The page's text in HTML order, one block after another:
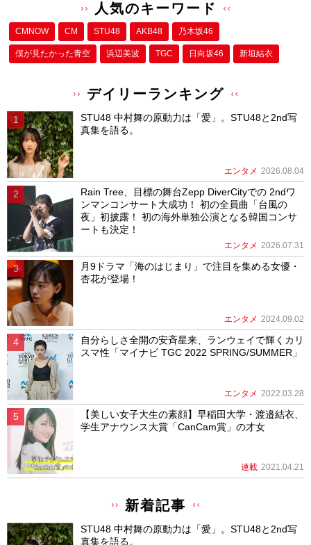
人気のキーワード
CMNOW CM STU48 AKB48 乃木坂46
僕が⾒たかった⻘空 浜辺美波 TGC 日向坂46 新垣結衣
デイリーランキング
STU48 中村舞の原動力は「愛」。STU48と2nd写
真集を語る。
エンタメ 2026.08.04
Rain Tree、目標の舞台Zepp DiverCityでの 2ndワ
ンマンコンサート大成功！ 初の全員曲「台風の
夜」初披露！ 初の海外単独公演となる韓国コンサ
ートも決定！
エンタメ 2026.07.31
月9ドラマ「海のはじまり」で注目を集める女優・
杏花が登場！
エンタメ 2024.09.02
自分らしさ全開の安斉星来、ランウェイで輝くカリ
スマ性「マイナビ TGC 2022 SPRING/SUMMER」
エンタメ 2022.03.28
【美しい女子大生の素顔】早稲田大学・渡邉結衣、
学生アナウンス大賞「CanCam賞」の才女
連載 2021.04.21
新着記事
STU48 中村舞の原動力は「愛」。STU48と2nd写
真集を語る。